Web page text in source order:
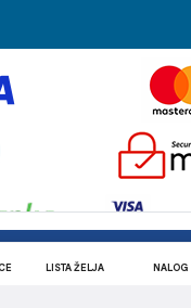
Filteri i sortiranje
LISTA ŽELJA NALOG